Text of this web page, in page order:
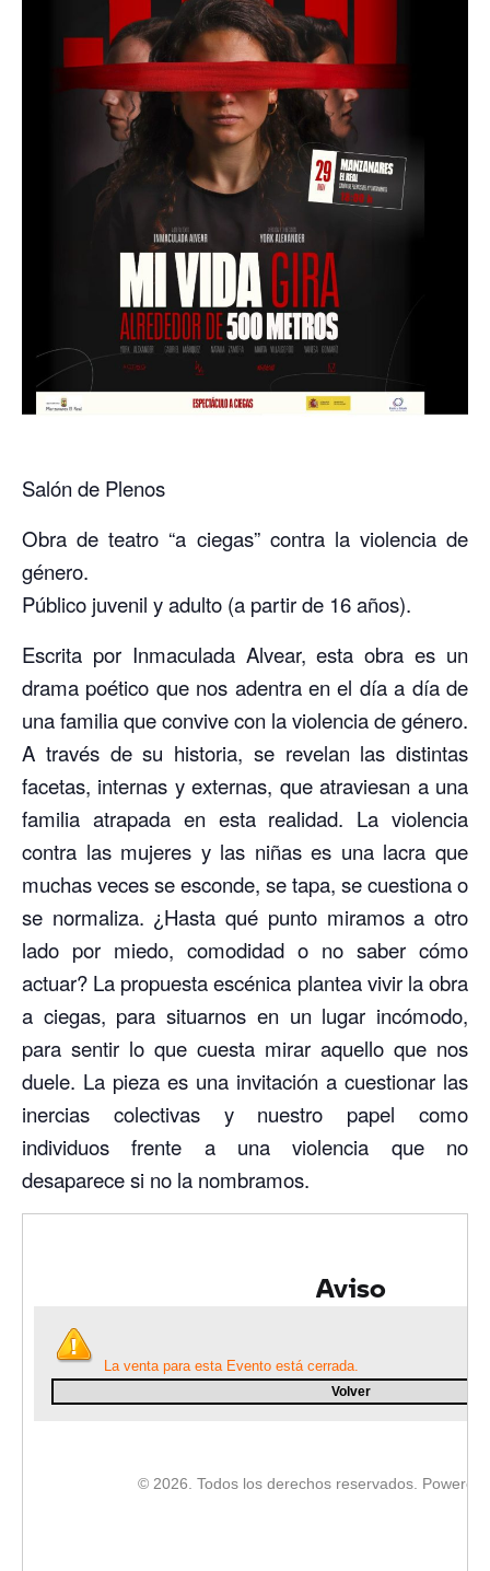
Salón de Plenos
Obra de teatro “a ciegas” contra la violencia de
género.
Público juvenil y adulto (a partir de 16 años).
Escrita por Inmaculada Alvear, esta obra es un
drama poético que nos adentra en el día a día de
una familia que convive con la violencia de género.
A través de su historia, se revelan las distintas
facetas, internas y externas, que atraviesan a una
familia atrapada en esta realidad. La violencia
contra las mujeres y las niñas es una lacra que
muchas veces se esconde, se tapa, se cuestiona o
se normaliza. ¿Hasta qué punto miramos a otro
lado por miedo, comodidad o no saber cómo
actuar? La propuesta escénica plantea vivir la obra
a ciegas, para situarnos en un lugar incómodo,
para sentir lo que cuesta mirar aquello que nos
duele. La pieza es una invitación a cuestionar las
inercias colectivas y nuestro papel como
individuos frente a una violencia que no
desaparece si no la nombramos.